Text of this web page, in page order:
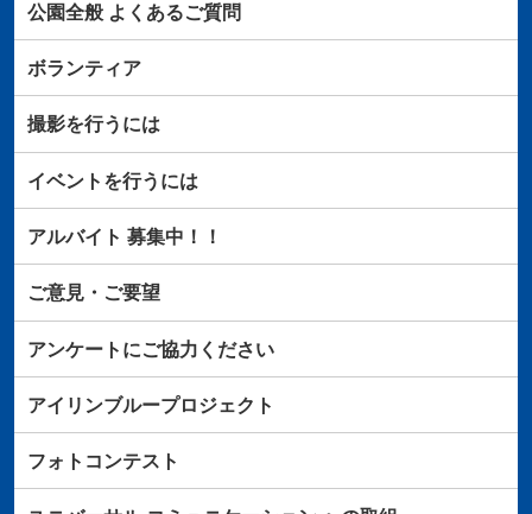
公園全般よくあるご質問
ボランティア
撮影を行うには
イベントを行うには
アルバイト 募集中！！
ご意見・ご要望
アンケートにご協力ください
アイリンブループロジェクト
フォトコンテスト